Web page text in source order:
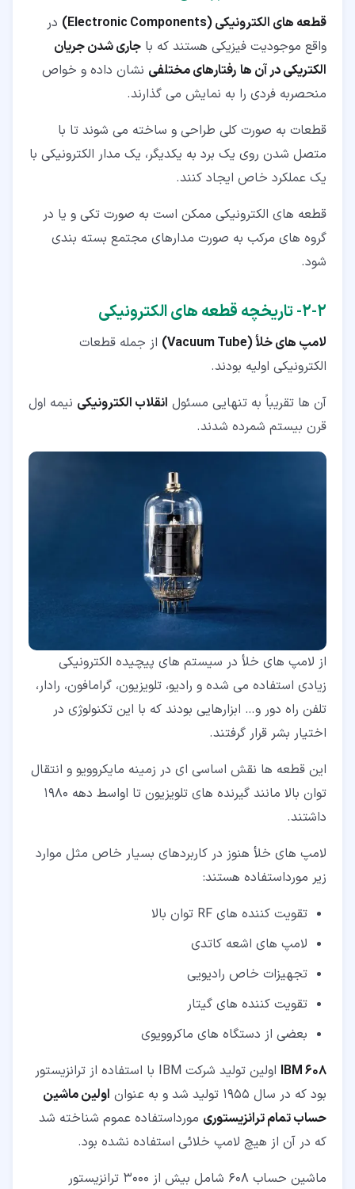
قطعه های الکترونیکی (Electronic Components)
در
واقع موجودیت فیزیکی هستند که با جاری شدن جریان
الکتریکی در آن ها رفتارهای مختلفی نشان داده و خواص
منحصربه فردی را به نمایش می گذارند.
قطعات به صورت کلی طراحی و ساخته می شوند تا با
متصل شدن روی یک برد به یکدیگر، یک مدار الکترونیکی با
یک عملکرد خاص ایجاد کنند.
قطعه های الکترونیکی ممکن است به صورت تکی و یا در
گروه های مرکب به صورت مدارهای مجتمع بسته بندی
شود.
۲‏-‏۲‏- تاریخچه قطعه های الکترونیکی
لامپ های خلأ (Vacuum Tube)
از جمله قطعات
الکترونیکی اولیه بودند.
آن ها تقریباً به تنهایی مسئول انقلاب الکترونیکی نیمه اول
قرن بیستم شمرده شدند.
از لامپ های خلأ در سیستم های پیچیده الکترونیکی
زیادی استفاده می شده و رادیو، تلویزیون، گرامافون، رادار،
تلفن راه دور و… ابزارهایی بودند که با این تکنولوژی در
اختیار بشر قرار گرفتند.
این قطعه ها نقش اساسی ای در زمینه مایکروویو و انتقال
توان بالا مانند گیرنده های تلویزیون تا اواسط دهه 1980
داشتند.
لامپ های خلأ هنوز در کاربردهای بسیار خاص مثل موارد
زیر مورداستفاده هستند:
تقویت کننده های RF توان بالا
لامپ های اشعه کاتدی
تجهیزات خاص رادیویی
تقویت کننده های گیتار
بعضی از دستگاه های ماکروویوی
IBM 608
اولین تولید شرکت IBM با استفاده از ترانزیستور
بود که در سال 1955 تولید شد و به عنوان
اولین ماشین
حساب تمام ترانزیستوری مورداستفاده عموم شناخته شد
که در آن از هیچ لامپ خلائی استفاده نشده بود.
ماشین حساب 608 شامل بیش از 3000 ترانزیستور